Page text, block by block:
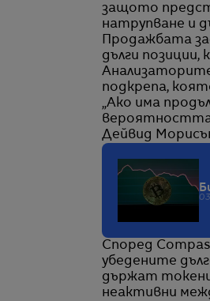
защото
натрупване и
Продажбата
дълги
подкрепа,
„Ако има
вероятността
Дейвид
Според
убедените
държат
неактивни